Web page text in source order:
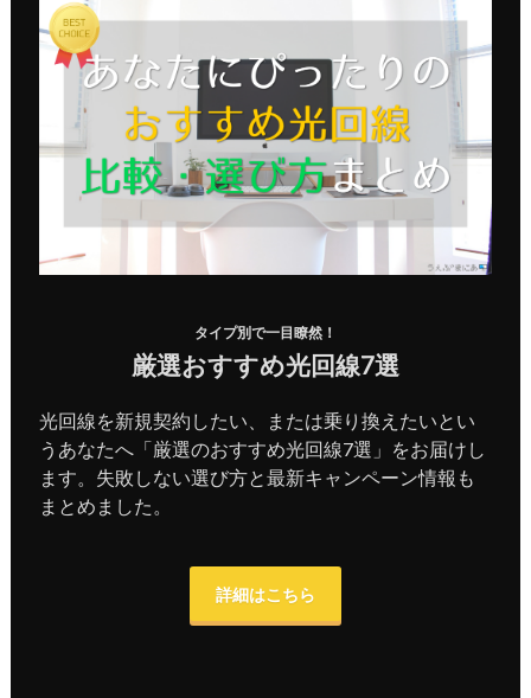
タイプ別で一目瞭然！
厳選おすすめ光回線7選
光回線を新規契約したい、または乗り換えたいとい
うあなたへ「厳選のおすすめ光回線7選」をお届けし
ます。失敗しない選び方と最新キャンペーン情報も
まとめました。
詳細はこちら